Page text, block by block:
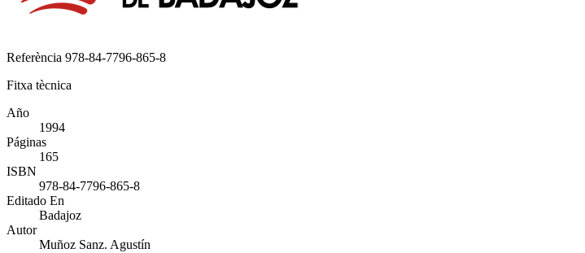
Referència 978-84-7796-865-8
Fitxa tècnica
Año
1994
Páginas
165
ISBN
978-84-7796-865-8
Editado En
Badajoz
Autor
Muñoz Sanz. Agustín